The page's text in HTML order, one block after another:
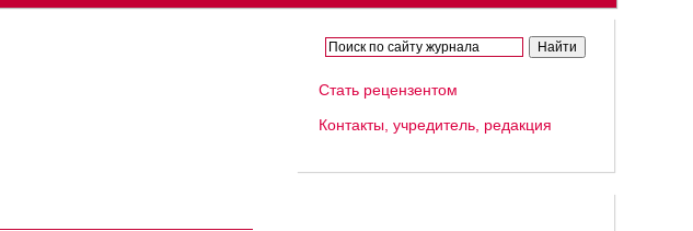
Стать рецензентом
Контакты, учредитель, редакция